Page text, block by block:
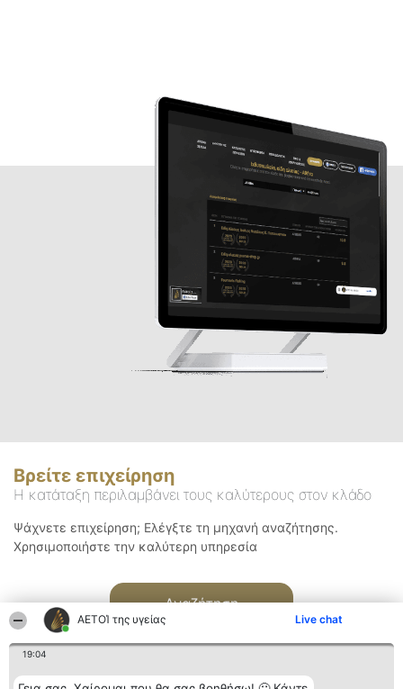
ΑΕΤΟΊ της υγείας Live chat
19:04
Βρείτε επιχείρηση
Η κατάταξη περιλαμβάνει τους καλύτερους στον κλάδο
Ψάχνετε επιχείρηση; Ελέγξτε τη μηχανή αναζήτησης.
Χρησιμοποιήστε την καλύτερη υπηρεσία
Αναζήτηση